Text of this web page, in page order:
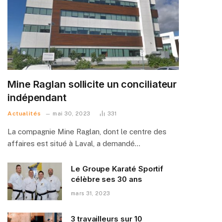
Mine Raglan sollicite un conciliateur
indépendant
Actualités mai 30, 2023 331
La compagnie Mine Raglan, dont le centre des
affaires est situé à Laval, a demandé…
Le Groupe Karaté Sportif
célèbre ses 30 ans
mars 31, 2023
3 travailleurs sur 10